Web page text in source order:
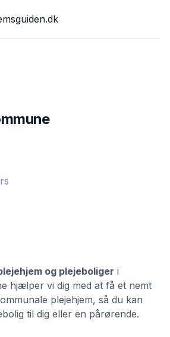
og plejeboliger i
hjælper vi dig med at få et nemt
plejehjem, så du kan
til dig eller en pårørende.